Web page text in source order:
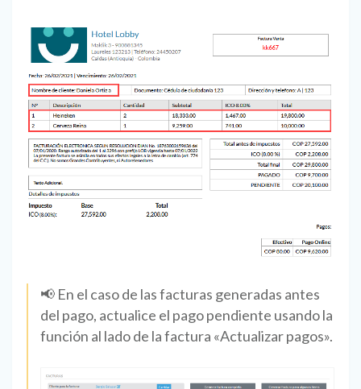
📢 En el caso de las facturas generadas antes
del pago, actualice el pago pendiente usando la
función al lado de la factura «Actualizar pagos».